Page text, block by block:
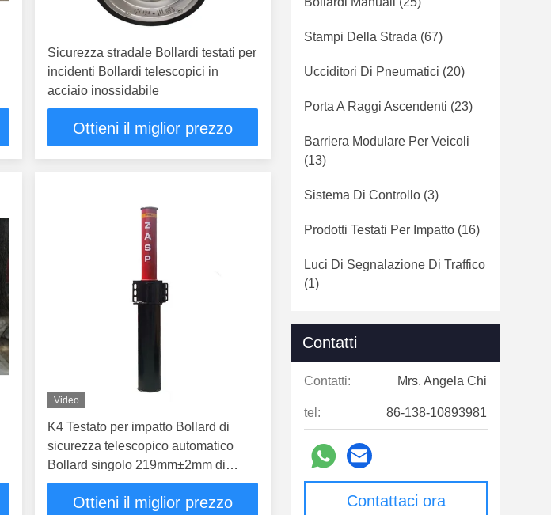
Sicurezza stradale Bollardi testati per
incidenti Bollardi telescopici in
acciaio inossidabile
Ottieni il miglior prezzo
Video
K4 Testato per impatto Bollard di
sicurezza telescopico automatico
Bollard singolo 219mm±2mm di
diametro
Ottieni il miglior prezzo
Stampi Della Strada (67)
Ucciditori Di Pneumatici (20)
Porta A Raggi Ascendenti (23)
Barriera Modulare Per Veicoli
(13)
Sistema Di Controllo (3)
Prodotti Testati Per Impatto (16)
Luci Di Segnalazione Di Traffico
(1)
Contatti
Contatti: Mrs. Angela Chi
tel: 86-138-10893981
Contattaci ora